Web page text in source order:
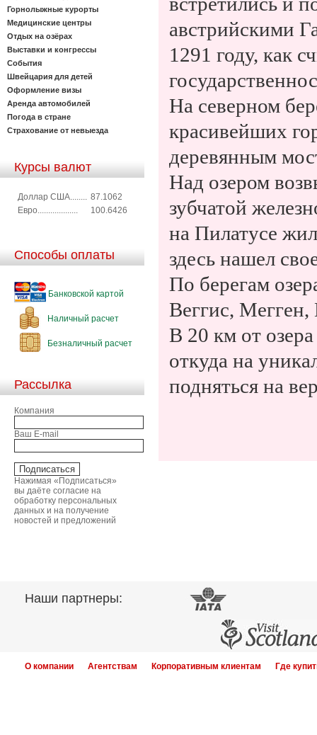
Горнолыжные курорты
Медицинские центры
Отдых на озёрах
Выставки и конгрессы
События
Швейцария для детей
Оформление визы
Аренда автомобилей
Погода в стране
Страхование от невыезда
Курсы валют
Доллар США........ 87.1062
Евро...................
100.6426
Способы оплаты
Банковской картой
Наличный расчет
Безналичный расчет
Рассылка
Компания
Ваш E-mail
Нажимая «Подписаться»
вы даёте согласие на
обработку персональных
данных и на получение
новостей и предложений
австрийскими
1291 году, как
На северном
красивейших
деревянным
Над озером
зубчатой
на Пилатусе
здесь нашел
По берегам
Веггис,
В 20 км от
откуда на
подняться на
Наши партнеры:
О компании Агентствам Корпоративным клиентам Где